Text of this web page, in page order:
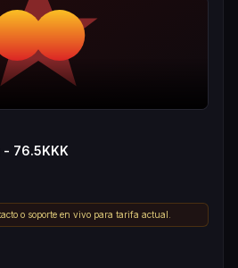
- 76.5KKK
o soporte en vivo para tarifa actual.